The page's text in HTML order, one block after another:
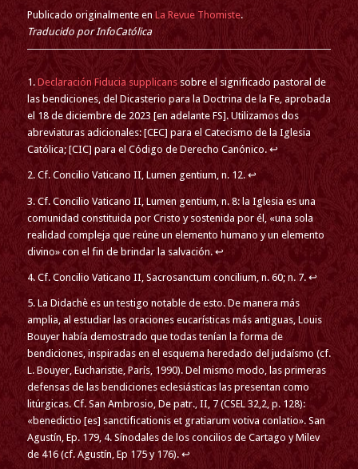
Publicado originalmente en La Revue Thomiste.
Traducido por InfoCatólica
1. Declaración Fiducia supplicanssobre el significado pastoral de
las bendiciones, del Dicasterio para la Doctrina de la Fe, aprobada
el 18 de diciembre de 2023 [en adelante FS]. Utilizamos dos
abreviaturas adicionales: [CEC] para el Catecismo de la Iglesia
Católica; [CIC] para el Código de Derecho Canónico. ↩
2. Cf. Concilio Vaticano II, Lumen gentium, n. 12. ↩
3. Cf. Concilio Vaticano II, Lumen gentium, n. 8: la Iglesia es una
comunidad constituida por Cristo y sostenida por él, «una sola
realidad compleja que reúne un elemento humano y un elemento
divino» con el fin de brindar la salvación. ↩
4. Cf. Concilio Vaticano II, Sacrosanctum concilium, n. 60; n. 7. ↩
5. La Didachè es un testigo notable de esto. De manera más
amplia, al estudiar las oraciones eucarísticas más antiguas, Louis
Bouyer había demostrado que todas tenían la forma de
bendiciones, inspiradas en el esquema heredado del judaísmo (cf.
L. Bouyer, Eucharistie, París, 1990). Del mismo modo, las primeras
defensas de las bendiciones eclesiásticas las presentan como
litúrgicas. Cf. San Ambrosio, De patr., II, 7 (CSEL 32,2, p. 128):
«benedictio [es] sanctificationis et gratiarum votiva conlatio». San
Agustín, Ep. 179, 4. Sínodales de los concilios de Cartago y Milev
de 416 (cf. Agustín, Ep 175 y 176). ↩